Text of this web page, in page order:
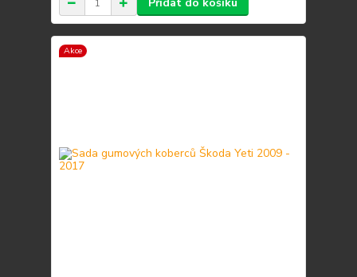
Přidat do košíku
Akce